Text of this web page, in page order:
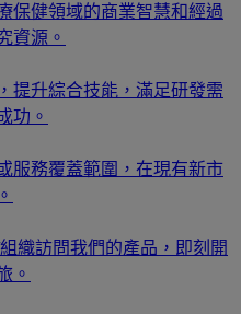
保健領域的商業智慧和經過
資源。
提升綜合技能，滿足研發需
功。
服務覆蓋範圍，在現有新市
織訪問我們的產品，即刻開
。